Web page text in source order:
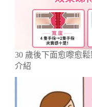
30 歲後下面愈嚟愈
介紹